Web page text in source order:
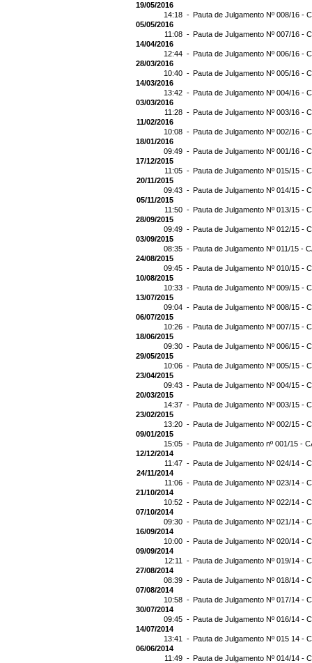
19/05/2016
14:18 - Pauta de Julgamento Nº 008/16 -
05/05/2016
11:08 - Pauta de Julgamento Nº 007/16 -
14/04/2016
12:44 - Pauta de Julgamento Nº 006/16 -
28/03/2016
10:40 - Pauta de Julgamento Nº 005/16 -
14/03/2016
13:42 - Pauta de Julgamento Nº 004/16 -
03/03/2016
11:28 - Pauta de Julgamento Nº 003/16 -
11/02/2016
10:08 - Pauta de Julgamento Nº 002/16 -
18/01/2016
09:49 - Pauta de Julgamento Nº 001/16 -
17/12/2015
11:05 - Pauta de Julgamento Nº 015/15 -
20/11/2015
09:43 - Pauta de Julgamento Nº 014/15 -
05/11/2015
11:50 - Pauta de Julgamento Nº 013/15 -
28/09/2015
09:49 - Pauta de Julgamento Nº 012/15 -
03/09/2015
08:35 - Pauta de Julgamento Nº 011/15 -
24/08/2015
09:45 - Pauta de Julgamento Nº 010/15 -
10/08/2015
10:33 - Pauta de Julgamento Nº 009/15 -
13/07/2015
09:04 - Pauta de Julgamento Nº 008/15 -
06/07/2015
10:26 - Pauta de Julgamento Nº 007/15 -
18/06/2015
09:30 - Pauta de Julgamento Nº 006/15 -
29/05/2015
10:06 - Pauta de Julgamento Nº 005/15 -
23/04/2015
09:43 - Pauta de Julgamento Nº 004/15 -
20/03/2015
14:37 - Pauta de Julgamento Nº 003/15 -
23/02/2015
13:20 - Pauta de Julgamento Nº 002/15 -
09/01/2015
15:05 - Pauta de Julgamento nº 001/15 -
12/12/2014
11:47 - Pauta de Julgamento Nº 024/14 -
24/11/2014
11:06 - Pauta de Julgamento Nº 023/14 -
21/10/2014
10:52 - Pauta de Julgamento Nº 022/14 -
07/10/2014
09:30 - Pauta de Julgamento Nº 021/14 -
16/09/2014
10:00 - Pauta de Julgamento Nº 020/14 -
09/09/2014
12:11 - Pauta de Julgamento Nº 019/14 -
27/08/2014
08:39 - Pauta de Julgamento Nº 018/14 -
07/08/2014
10:58 - Pauta de Julgamento Nº 017/14 -
30/07/2014
09:45 - Pauta de Julgamento Nº 016/14 -
14/07/2014
13:41 - Pauta de Julgamento Nº 015 14 -
06/06/2014
11:49 - Pauta de Julgamento Nº 014/14 -